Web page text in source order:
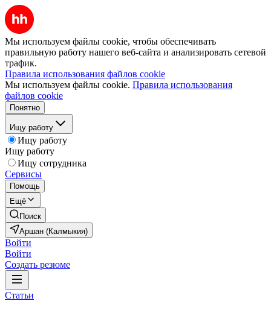
Мы используем файлы cookie, чтобы обеспечивать
правильную работу нашего веб-сайта и анализировать сетевой
трафик.
Правила использования файлов cookie
Мы используем файлы cookie. Правила использования
файлов cookie
Понятно
Ищу работу
Ищу работу
Ищу работу
Ищу сотрудника
Сервисы
Помощь
Ещё
Поиск
Аршан (Калмыкия)
Войти
Войти
Создать резюме
Статьи